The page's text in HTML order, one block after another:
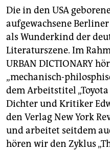
kultur
sport
berlin
nord
wahrheit
verlag
Die in den USA
aufgewachsene
als Wunderkind der
Literaturszene. Im
URBAN DICTIONARY
„mechanisch-
dem Arbeitstitel „Toyota
Dichter und Kritiker
den Verlag New York
und arbeitet seitdem
hören wir den Zyklus